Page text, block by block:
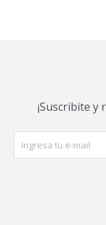
¡Suscribite y